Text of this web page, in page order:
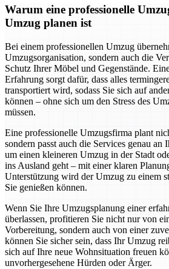
Warum eine professionelle
Umzug planen ist
Bei einem professionellen Umzug
Umzugsorganisation, sondern auch die
Schutz Ihrer Möbel und Gegenstände.
Erfahrung sorgt dafür, dass alles
transportiert wird, sodass Sie sich auf
können – ohne sich um den Stress des
müssen.
Eine professionelle Umzugsfirma plant
sondern passt auch die Services genau an
um einen kleineren Umzug in der Stadt
ins Ausland geht – mit einer klaren
Unterstützung wird der Umzug zu einem
Sie genießen können.
Wenn Sie Ihre Umzugsplanung einer
überlassen, profitieren Sie nicht nur von
Vorbereitung, sondern auch von einer
können Sie sicher sein, dass Ihr Umzug
sich auf Ihre neue Wohnsituation freuen
unvorhergesehene Hürden oder Ärger.